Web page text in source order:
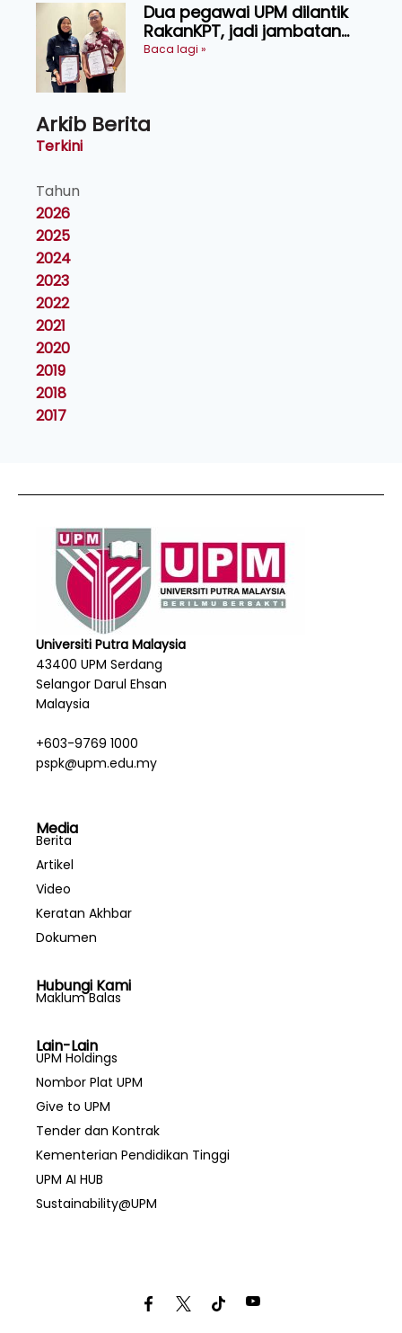
Dua pegawai UPM dilantik
RakanKPT, jadi jambatan
maklumat ke akar umbi
Baca lagi »
Arkib Berita
Terkini
Tahun
2026
2025
2024
2023
2022
2021
2020
2019
2018
2017
Universiti Putra Malaysia
43400 UPM Serdang
Selangor Darul Ehsan
Malaysia
+603-9769 1000
pspk@upm.edu.my
Media
Berita
Artikel
Video
Keratan Akhbar
Dokumen
Hubungi Kami
Maklum Balas
Lain-Lain
UPM Holdings
Nombor Plat UPM
Give to UPM
Tender dan Kontrak
Kementerian Pendidikan Tinggi
UPM AI HUB
Sustainability@UPM